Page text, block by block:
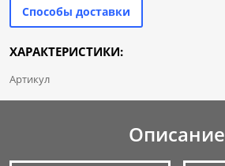
Способы доставки
ХАРАКТЕРИСТИКИ:
Артикул
Описание